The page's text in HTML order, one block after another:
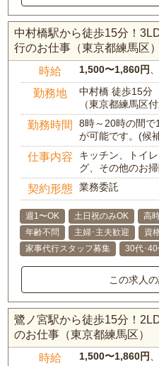
中村橋駅から徒歩15分！
行のお仕事（東京都練馬区）
時給 1,500〜1,860円
勤務地
中村橋 徒歩15分
（東京都練馬区付
勤務時間
8時～20時の間で
が可能です。(候
仕事内容
キッチン、トイ
グ、その他のお
契約形態 業務委託
週1〜OK 土日祝のみOK 高
年齢不問
主婦･主夫歓迎 資
家事代行スタッフ募集
30代･
この求人
鷺ノ宮駅から徒歩15分！
のお仕事（東京都練馬区）
時給 1,500〜1,860円